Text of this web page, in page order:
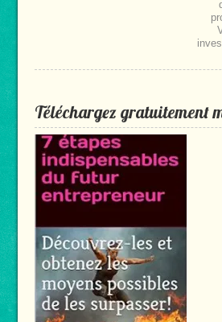
Téléchargez gratuitement